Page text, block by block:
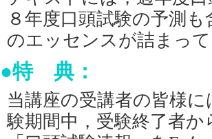
８年度口頭試験の予測
のエッセンスが詰まっ
●特 典：
当講座の受講者の皆様
験期間中，受験終了者